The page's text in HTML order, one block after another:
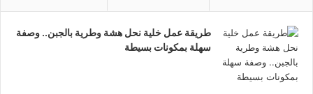
طريقة عمل خلية نحل هشة وطرية بالجبن.. وصفة
سهلة بمكونات بسيطة